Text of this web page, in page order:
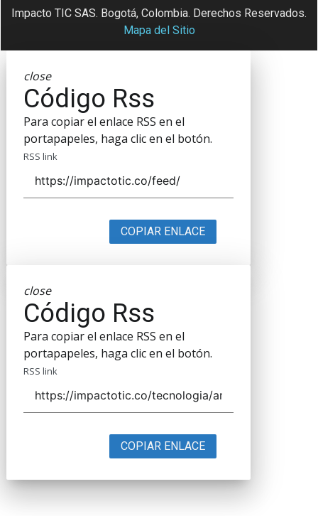
Impacto TIC SAS. Bogotá, Colombia. Derechos Reservados.
Mapa del Sitio
close
Código Rss
Para copiar el enlace RSS en el
portapapeles, haga clic en el botón.
RSS link
COPIAR ENLACE
close
Código Rss
Para copiar el enlace RSS en el
portapapeles, haga clic en el botón.
RSS link
COPIAR ENLACE